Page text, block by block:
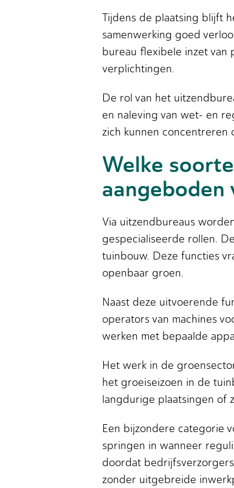
Tijdens de plaatsing blijft
samenwerking goed
bureau flexibele inzet van
verplichtingen.
De rol van het
en naleving van wet- en
zich kunnen concentreren
Welke
aangeboden
Via uitzendbureaus
gespecialiseerde rollen.
tuinbouw. Deze functies
openbaar groen.
Naast deze uitvoerende
operators van machines
werken met bepaalde
Het werk in de
het groeiseizoen in de
langdurige plaatsingen of
Een bijzondere categorie
springen in wanneer
doordat
zonder uitgebreide